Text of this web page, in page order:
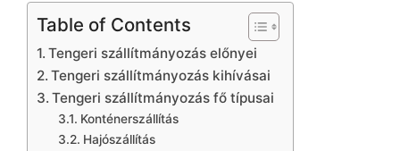
Table of Contents
Tengeri szállítmányozás előnyei
Tengeri szállítmányozás kihívásai
Tengeri szállítmányozás fő típusai
Konténerszállítás
Hajószállítás